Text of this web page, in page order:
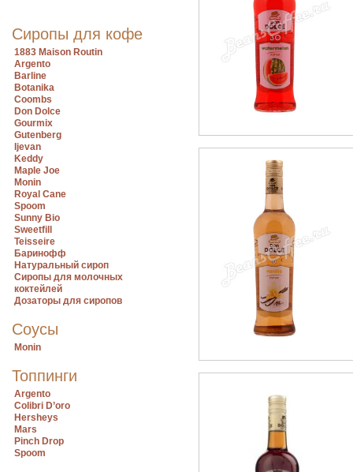
Сиропы для кофе
1883 Maison Routin
Argento
Barline
Botanika
Coombs
Don Dolce
Gourmix
Gutenberg
Ijevan
Keddy
Maple Joe
Monin
Royal Cane
Spoom
Sunny Bio
Sweetfill
Teisseire
Баринофф
Натуральный сироп
Сиропы для молочных
коктейлей
Дозаторы для сиропов
Соусы
Monin
Топпинги
Argento
Colibri D’oro
Hersheys
Mars
Pinch Drop
Spoom